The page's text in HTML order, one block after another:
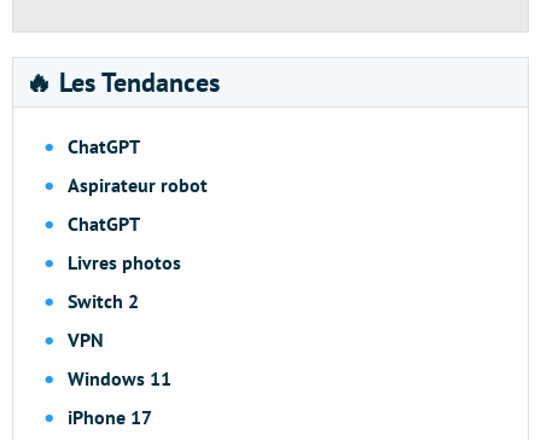
🔥 Les Tendances
ChatGPT
Aspirateur robot
ChatGPT
Livres photos
Switch 2
VPN
Windows 11
iPhone 17